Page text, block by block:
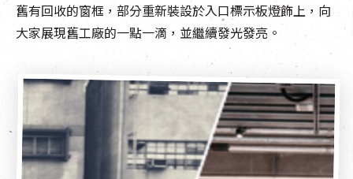
舊有回收的窗框，部分重新裝設於入口標示板燈飾上，向
大家展現舊工廠的一點一滴，並繼續發光發亮。